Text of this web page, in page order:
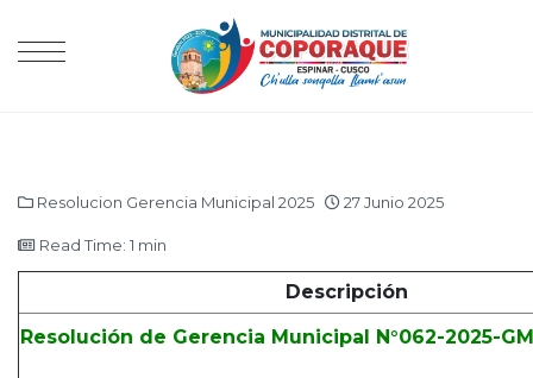
Resolucion Gerencia Municipal 2025 27 Junio 2025
Read Time: 1 min
Descripción
Resolución de Gerencia Municipal N°062-2025-